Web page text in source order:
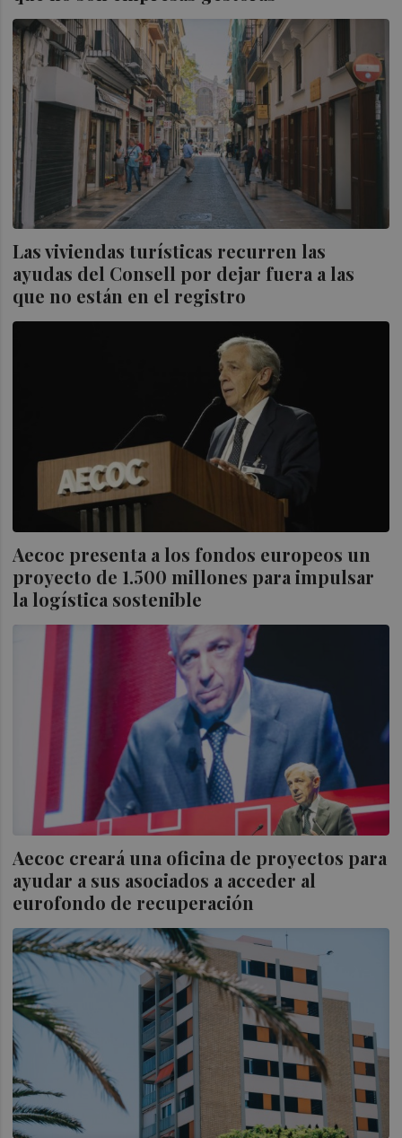
Las viviendas turísticas recurren las
ayudas del Consell por dejar fuera a las
que no están en el registro
Aecoc presenta a los fondos europeos un
proyecto de 1.500 millones para impulsar
la logística sostenible
Aecoc creará una oficina de proyectos para
ayudar a sus asociados a acceder al
eurofondo de recuperación